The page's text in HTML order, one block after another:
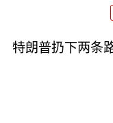
特朗普扔下两条